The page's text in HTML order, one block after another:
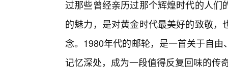
过那些曾经亲历过那个辉煌时代的人
的魅力，是对黄金时代最美好的致敬
念。1980年代的邮轮，是一首关于自
记忆深处，成为一段值得反复回味的传